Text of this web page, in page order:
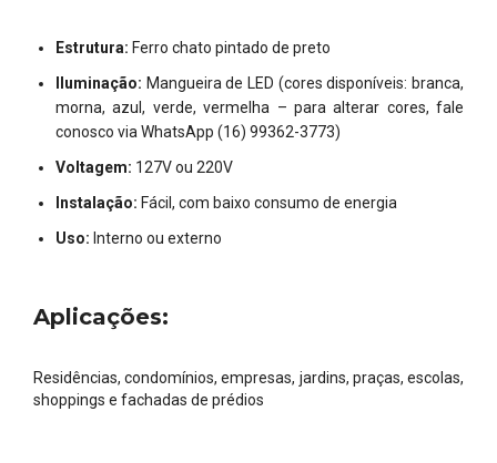
Estrutura: Ferro chato pintado de preto
Iluminação: Mangueira de LED (cores disponíveis: branca,
morna, azul, verde, vermelha – para alterar cores, fale
conosco via WhatsApp (16) 99362-3773)
Voltagem: 127V ou 220V
Instalação: Fácil, com baixo consumo de energia
Uso: Interno ou externo
Aplicações:
Residências, condomínios, empresas, jardins, praças, escolas,
shoppings e fachadas de prédios